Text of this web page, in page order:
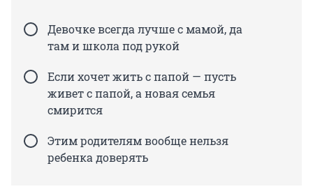
Девочке всегда лучше с мамой, да
там и школа под рукой
Если хочет жить с папой — пусть
живет с папой, а новая семья
смирится
Этим родителям вообще нельзя
ребенка доверять